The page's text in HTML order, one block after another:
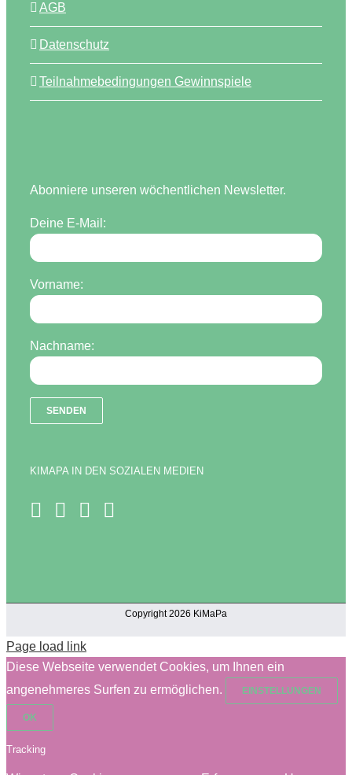
AGB
Datenschutz
Teilnahmebedingungen Gewinnspiele
Abonniere unseren wöchentlichen Newsletter.
Deine E-Mail:
Vorname:
Nachname:
KIMAPA IN DEN SOZIALEN MEDIEN
Copyright 2026 KiMaPa
Page load link
Diese Webseite verwendet Cookies, um Ihnen ein
angenehmeres Surfen zu ermöglichen.
EINSTELLUNGEN
OK
Tracking